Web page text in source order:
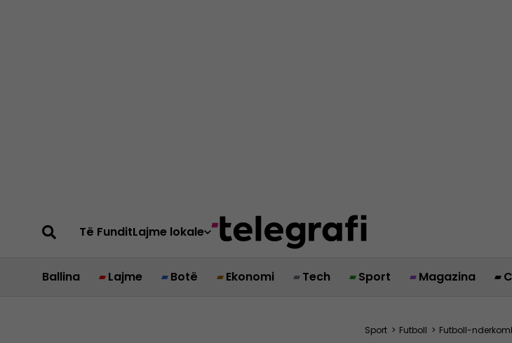
Të FunditLajme lokale
Ballina Lajme Botë Ekonomi Tech Sport Magazina
Sport > Futboll > Futboll-